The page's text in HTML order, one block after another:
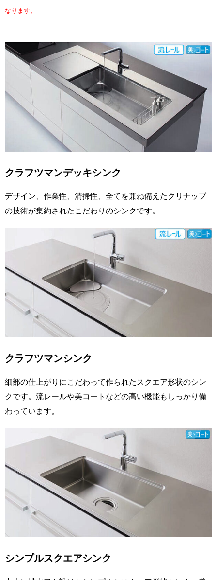
なります。
クラフツマンデッキシンク
デザイン、作業性、清掃性、全てを兼ね備えたクリナップ
の技術が集約されたこだわりのシンクです。
クラフツマンシンク
細部の仕上がりにこだわって作られたスクエア形状のシン
クです。流レールや美コートなどの高い機能もしっかり備
わっています。
シンプルスクエアシンク